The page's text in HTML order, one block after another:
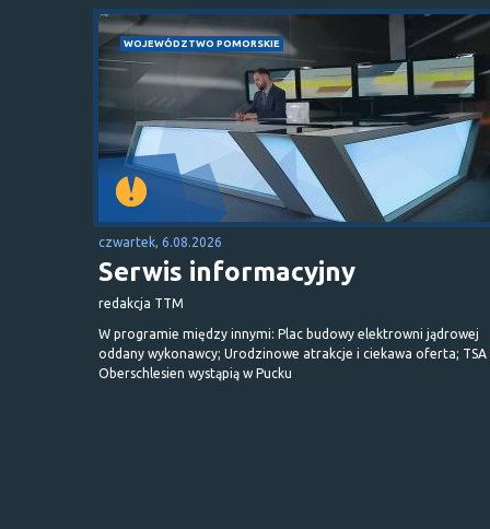
WOJEWÓDZTWO POMORSKIE
czwartek, 6.08.2026
Serwis informacyjny
redakcja TTM
W programie między innymi: Plac budowy elektrowni jądrowej
oddany wykonawcy; Urodzinowe atrakcje i ciekawa oferta; TSA
Oberschlesien wystąpią w Pucku